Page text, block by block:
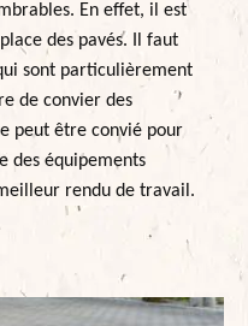
En effet, il est
des pavés. Il faut
sont particulièrement
de convier des
peut être convié pour
des équipements
rendu de travail.